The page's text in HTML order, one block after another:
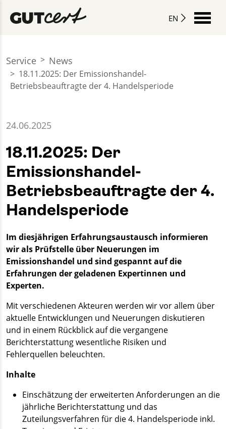
EN
Service News
18.11.2025: Der Emissionshandel-
Betriebsbeauftragte der 4. Handelsperiode
24.06.2025
18.11.2025: Der
Emissionshandel-
Betriebsbeauftragte der 4.
Handelsperiode
Im diesjährigen Erfahrungsaustausch informieren
wir als Prüfstelle über Neuerungen im
Emissionshandel und sind gespannt auf die
Erfahrungen der geladenen Expertinnen und
Experten.
Mit verschiedenen Akteuren werden wir vor allem über
aktuelle Entwicklungen und Neuerungen diskutieren
und in einem Rückblick auf die vergangene
Berichterstattung wesentliche Risiken und
Fehlerquellen beleuchten.
Inhalte
Einschätzung der erweiterten Anforderungen an die
jährliche Berichterstattung und das
Zuteilungsverfahren für die 4. Handelsperiode inkl.